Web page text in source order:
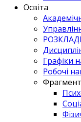
Освіта
Графіки
Робочі